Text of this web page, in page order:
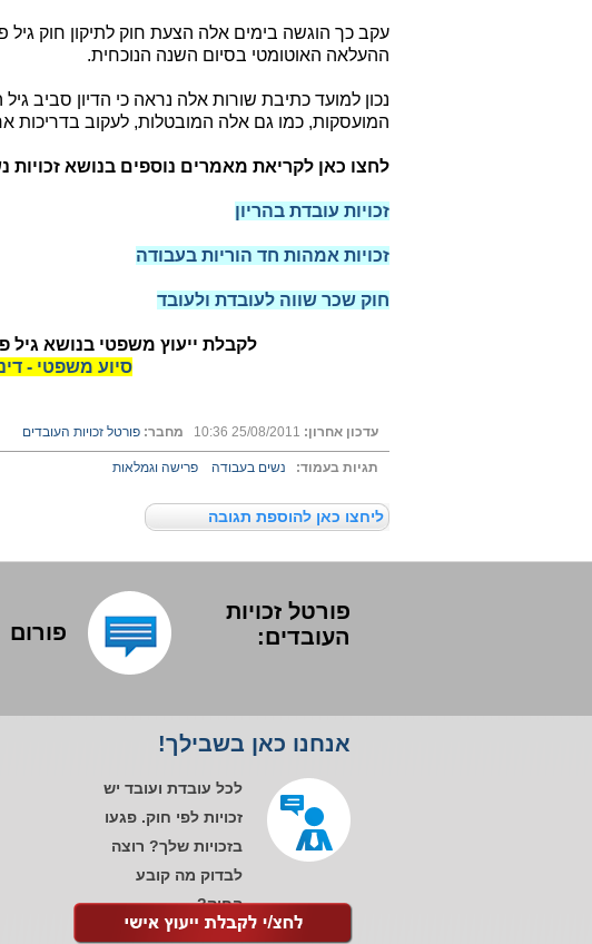
עקב כך הוגשה בימים אלה הצעת חוק לתיקון חוק
ההעלאה האוטומטי בסיום השנה הנוכחית.
נכון למועד כתיבת שורות אלה נראה כי הדיון סביב
המועסקות, כמו גם אלה המובטלות, לעקוב בדריכות
לחצו כאן לקריאת מאמרים נוספים בנושא זכויות
זכויות עובדת בהריון
זכויות אמהות חד הוריות בעבודה
חוק שכר שווה לעובדת ולעובד
לקבלת ייעוץ משפטי בנושא גיל
סיוע משפטי -
עדכון אחרון: מחבר: פורטל זכויות העובדים
תגיות בעמוד: נשים בעבודה פרישה וגמלאות
ליחצו כאן להוספת תגובה
פורטל זכויות
העובדים:
פורום
אנחנו כאן בשבילך!
לכל עובדת ועובד יש
זכויות לפי חוק. פגעו
בזכויות שלך? רוצה
לבדוק מה קובע
החוק?